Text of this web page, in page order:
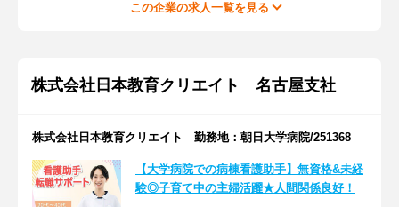
この企業の求人一覧を見る
株式会社日本教育クリエイト 名古屋支社
株式会社日本教育クリエイト 勤務地：朝日大学病院/251368
【大学病院での病棟看護助手】無資格&未経
験◎子育て中の主婦活躍★人間関係良好！